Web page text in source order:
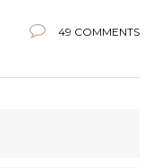
49 COMMENTS